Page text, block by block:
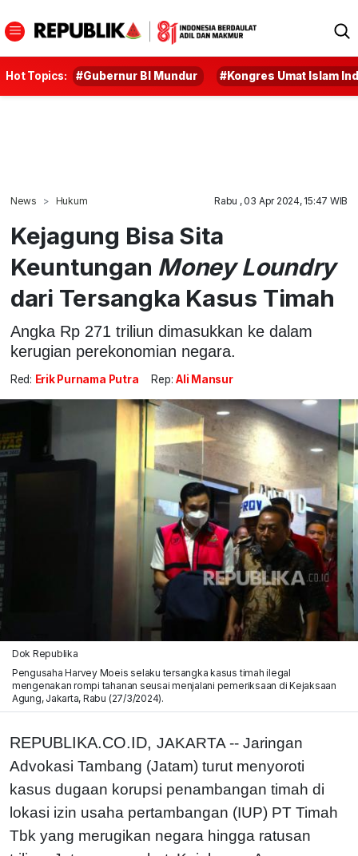
Hot Topics: #Gubernur BI Mundur #Kongres Umat Islam
News Hukum Rabu , 03 Apr 2024, 15:47 WIB
Kejagung Bisa Sita
Keuntungan Money Loundry
dari Tersangka Kasus Timah
Angka Rp 271 triliun dimasukkan ke dalam
kerugian perekonomian negara.
Red: Erik Purnama Putra Rep: Ali Mansur
Dok Republika
Pengusaha Harvey Moeis selaku tersangka kasus timah ilegal
mengenakan rompi tahanan seusai menjalani pemeriksaan di Kejaksaan
Agung, Jakarta, Rabu (27/3/2024).
REPUBLIKA.CO.ID, JAKARTA -- Jaringan
Advokasi Tambang (Jatam) turut menyoroti
kasus dugaan korupsi penambangan timah di
lokasi izin usaha pertambangan (IUP) PT Timah
Tbk yang merugikan negara hingga ratusan